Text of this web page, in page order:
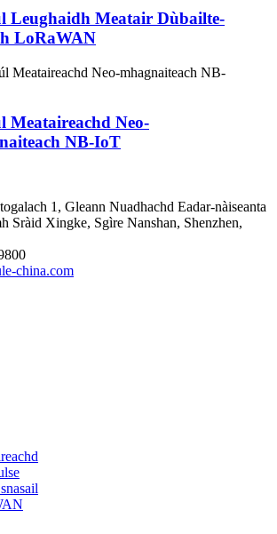
Leughaidh Meatair Dùbailte-
LoRaWAN
Meataireachd Neo-
NB-IoT
1, Gleann Nuadhachd Eadar-nàiseanta
Sràid Xingke, Sgìre Nanshan, Shenzhen,
china.com